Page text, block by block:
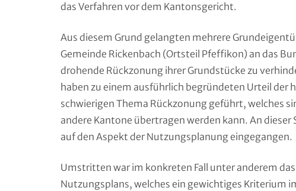
das Verfahren vor dem Kantonsgericht.
Aus diesem Grund gelangten mehrere
Gemeinde Rickenbach (Ortsteil Pfeffikon) an das
drohende Rückzonung ihrer Grundstücke zu
haben zu einem ausführlich begründeten Urteil der
schwierigen Thema Rückzonung geführt, welches
andere Kantone übertragen werden kann. An dieser
auf den Aspekt der Nutzungsplanung eingegangen.
Umstritten war im konkreten Fall unter anderem
Nutzungsplans, welches ein gewichtiges Kriterium